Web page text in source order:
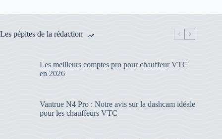
Les pépites de la rédaction
Les meilleurs comptes pro pour chauffeur VTC
en 2026
Vantrue N4 Pro : Notre avis sur la dashcam idéale
pour les chauffeurs VTC